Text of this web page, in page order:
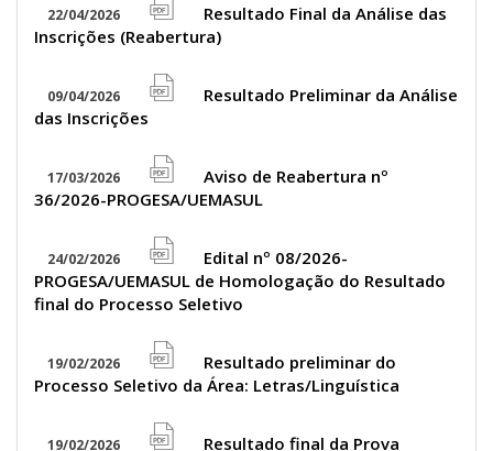
22/04/2026
file
pdf
icon
Resultado Final da Análise das
Inscrições (Reabertura)
09/04/2026
file
pdf
icon
Resultado Preliminar da Análise
das Inscrições
17/03/2026
file
pdf
icon
Aviso de Reabertura nº
36/2026-PROGESA/UEMASUL
24/02/2026
file
pdf
icon
Edital nº 08/2026-
PROGESA/UEMASUL de Homologação do Resultado
final do Processo Seletivo
19/02/2026
file
pdf
Resultado preliminar do
Processo Seletivo da Área: Letras/Linguística
19/02/2026
Resultado final da Prova